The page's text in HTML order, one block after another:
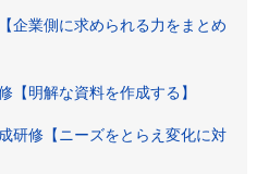
企業側に求められる力をまとめ
【明解な資料を作成する】
研修【ニーズをとらえ変化に対